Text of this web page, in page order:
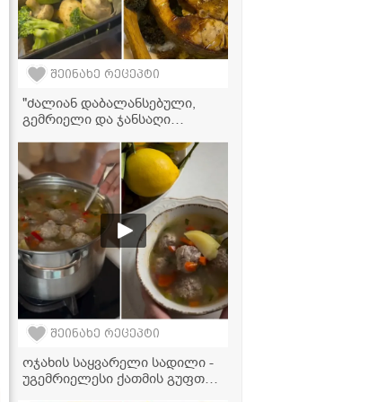
შეინახე რეცეპტი
"ძალიან დაბალანსებული,
გემრიელი და ჯანსაღი
ვიდეორეცეპტი
შეინახე რეცეპტი
ოჯახის საყვარელი სადილი -
უგემრიელესი ქათმის გუფთა,